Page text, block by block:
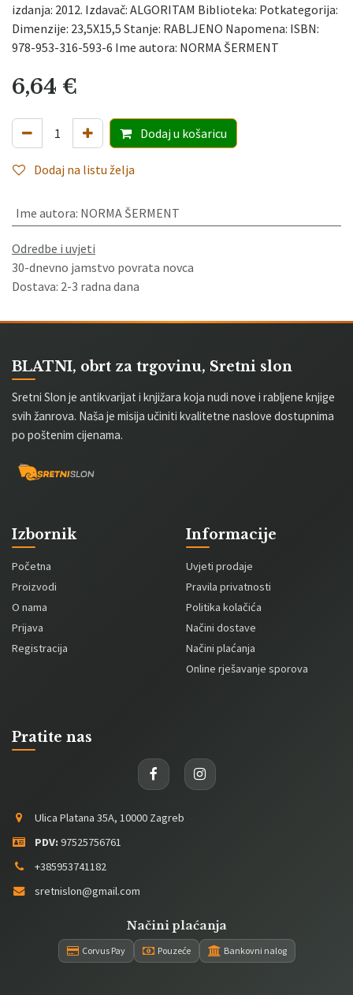
izdanja: 2012. Izdavač: ALGORITAM Biblioteka: Potkategorija:
Dimenzije: 23,5X15,5 Stanje: RABLJENO Napomena: ISBN:
978-953-316-593-6 Ime autora: NORMA ŠERMENT
6,64 €
Dodaju košaricu
Dodaj na listu želja
Ime autora: NORMA ŠERMENT
Odredbe i uvjeti
30-dnevno jamstvo povrata novca
Dostava: 2-3 radna dana
BLATNI, obrt za trgovinu, Sretni slon
Sretni Slon je antikvarijat i knjižara koja nudi nove i rabljene knjige
svih žanrova. Naša je misija učiniti kvalitetne naslove dostupnima
po poštenim cijenama.
Izbornik
Početna
Proizvodi
O nama
Prijava
Registracija
Informacije
Uvjeti prodaje
Pravila privatnosti
Politika kolačića
Načini dostave
Načini plaćanja
Online rješavanje sporova
Pratite nas
Ulica Platana 35A, 10000 Zagreb
PDV: 97525756761
+385953741182
sretnislon@gmail.com
Načini plaćanja
Corvus Pay Pouzeće Bankovni nalog